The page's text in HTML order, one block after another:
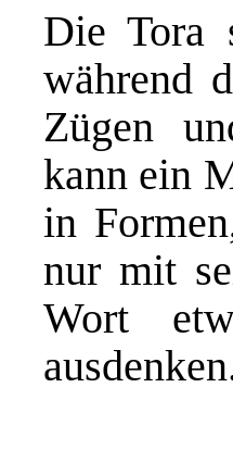
Die Tora
während
Zügen
kann ein
in
nur mit
Wort